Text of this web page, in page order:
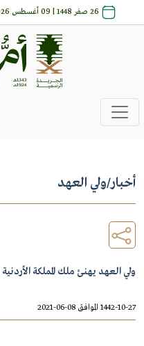
26 صفر 1448 | 09 أغسطس 2026
أخبار/ولي العهد
ولي العهد يهنئ ملك المملكة
1442-10-27 الموافق 08-06-2021